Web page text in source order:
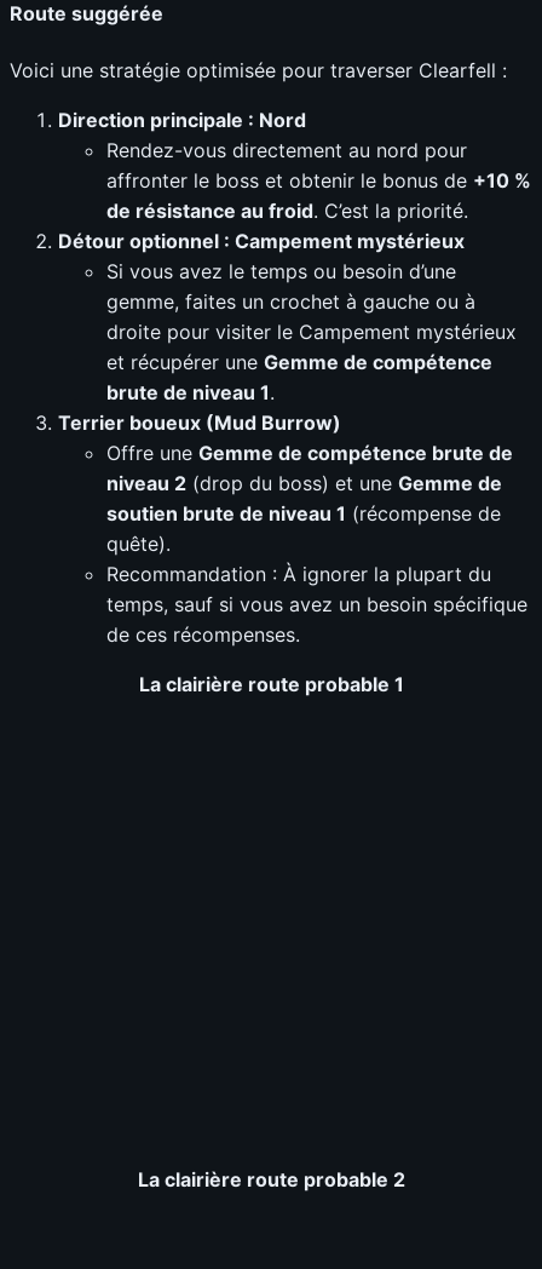
Route suggérée
Voici une stratégie optimisée pour traverser Clearfell :
Direction principale : Nord
Rendez-vous directement au nord pour
affronter le boss et obtenir le bonus de +10 %
de résistance au froid. C’est la priorité.
Détour optionnel : Campement mystérieux
Si vous avez le temps ou besoin d’une
gemme, faites un crochet à gauche ou à
droite pour visiter le Campement mystérieux
et récupérer une Gemme de compétence
brute de niveau 1.
Terrier boueux (Mud Burrow)
Offre une Gemme de compétence brute de
niveau 2 (drop du boss) et une Gemme de
soutien brute de niveau 1 (récompense de
quête).
Recommandation : À ignorer la plupart du
temps, sauf si vous avez un besoin spécifique
de ces récompenses.
La clairière route probable 1
La clairière route probable 2